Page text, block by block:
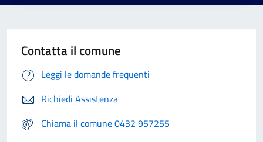
Contatta il comune
Leggi le domande frequenti
Richiedi Assistenza
Chiama il comune 0432 957255